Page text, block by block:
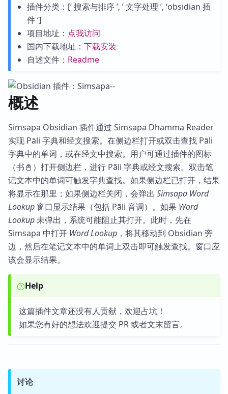
插件分类：[’ 搜索与排序 ’, ’ 文字处理 ’, ‘obsidian 插
件 ‘]
项目地址： 点我访问
国内下载地址： 下载安装
自述文件： Readme
概述
Simsapa Obsidian 插件通过 Simsapa Dhamma Reader
实现 Pāli 字典和经文搜索。在侧边栏打开或双击查找 Pāli
字典中的单词，或在经文中搜索。用户可通过插件的图标
（书📓）打开侧边栏，进行 Pāli 字典或经文搜索。双击笔
记文本中的单词可触发字典查找。如果侧边栏已打开，结果
将显示在那里；如果侧边栏关闭，会弹出 Simsapa Word
Lookup 窗口显示结果（包括 Pāli 音调）。如果 Word
Lookup未弹出，系统可能阻止其打开。此时，先在
Simsapa 中打开 Word Lookup ，将其移动到 Obsidian 旁
边，然后在笔记文本中的单词上双击即可触发查找。窗口应
该会显示结果。
Help
这篇插件文章还没有人贡献，欢迎占坑！
如果您有好的想法欢迎提交 PR 或者文末留言。
讨论